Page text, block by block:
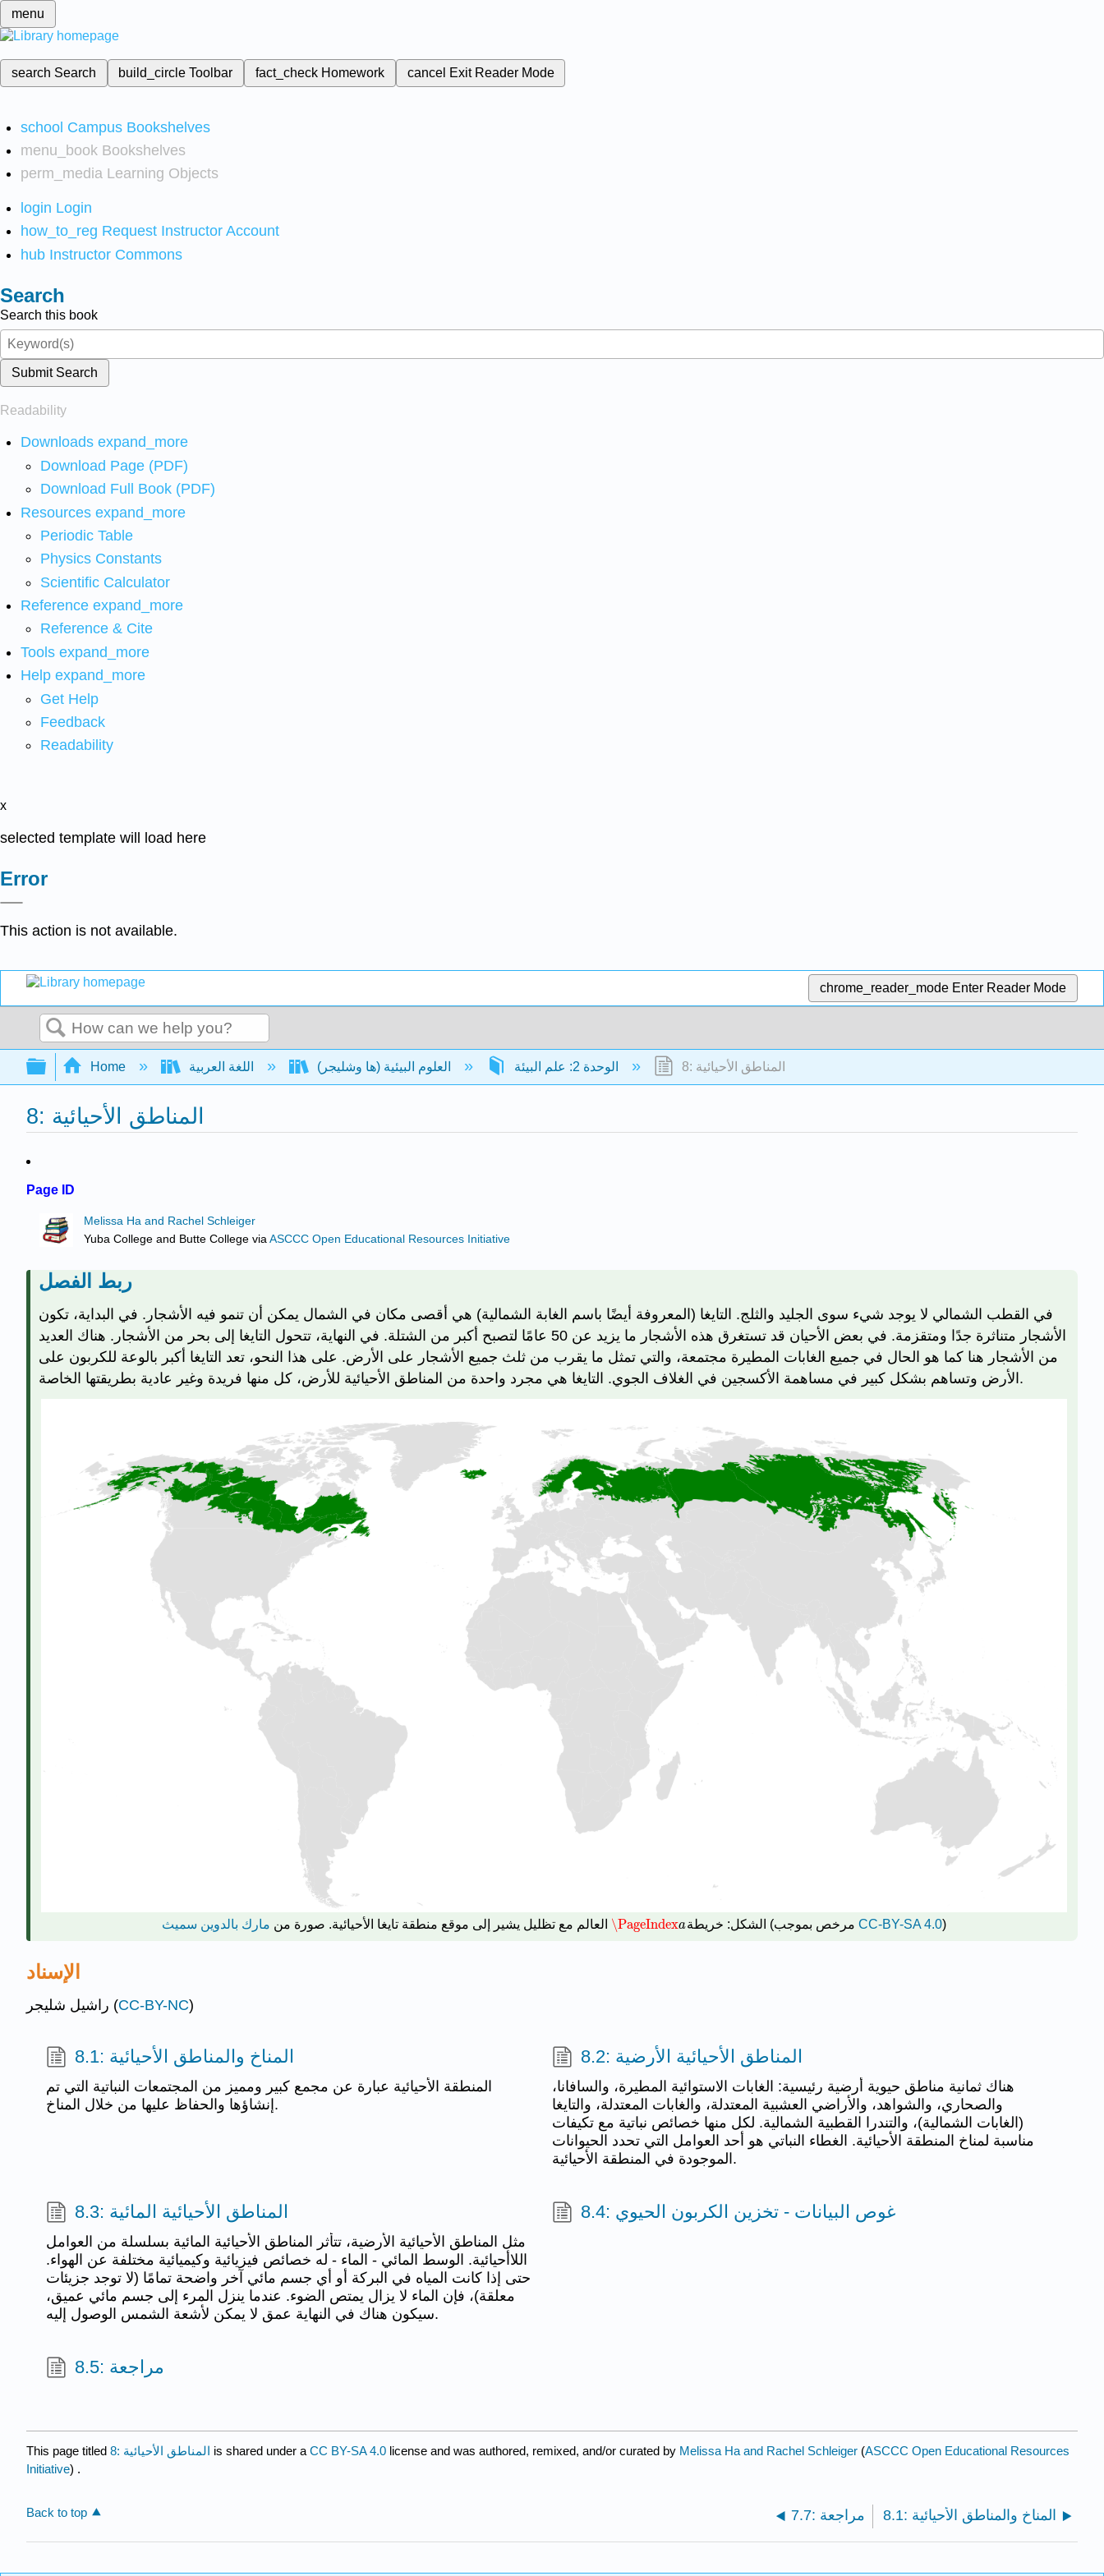
menu
search Search build_circleToolbar fact_check Homework cancel Exit Reader Mode
school Campus Bookshelves
menu_book Bookshelves
perm_media Learning Objects
login Login
how_to_reg Request Instructor Account
hub Instructor Commons
Search
Search this book
Submit Search
Readability
Downloads expand_more
Download Page (PDF)
Download Full Book (PDF)
Resources expand_more
Periodic Table
Physics Constants
Scientific Calculator
Reference expand_more
Reference & Cite
Tools expand_more
Help expand_more
Get Help
Feedback
Readability
x
selected template will load here
Error
This action is not available.
chrome_reader_mode Enter Reader Mode
Search
Expand/collapse global hierarchy
Home 8: المناطق الأحيائية
8: المناطق الأحيائية
Page ID
Melissa Ha and Rachel Schleiger
Yuba College and Butte College viaASCCC Open Educational Resources Initiative
ربط الفصل
في القطب الشمالي لا يوجد شيء سوى الجليد والثلج. التايغا (المعروفة أيضًا باسم الغابة الشمالية) هي أقصى مكان في الشمال يمكن أن تنمو فيه الأشجار. في البداية، تكون
الأشجار متناثرة جدًا ومتقزمة. في بعض الأحيان قد تستغرق هذه الأشجار ما يزيد عن 50 عامًا لتصبح أكبر من الشتلة. في النهاية، تتحول التايغا إلى بحر من الأشجار. هناك العديد
من الأشجار هنا كما هو الحال في جميع الغابات المطيرة مجتمعة، والتي تمثل ما يقرب من ثلث جميع الأشجار على الأرض. على هذا النحو، تعد التايغا أكبر بالوعة للكربون على
الأرض وتساهم بشكل كبير في مساهمة الأكسجين في الغلاف الجوي. التايغا هي مجرد واحدة من المناطق الأحيائية للأرض، كل منها فريدة وغير عادية بطريقتها الخاصة.
الشكل: خريطة \PageIndexa
\PageIndexa العالم مع تظليل يشير إلى موقع منطقة تايغا الأحيائية. صورة من مارك بالدوين سميث CC-BY-SA 4.0)
الإسناد
راشيل شليجر (CC-BY-NC)
8.1: المناخ والمناطق الأحيائية
المنطقة الأحيائية عبارة عن مجمع كبير ومميز من المجتمعات النباتية التي تم
إنشاؤها والحفاظ عليها من خلال المناخ.
8.2: المناطق الأحيائية الأرضية
هناك ثمانية مناطق حيوية أرضية رئيسية: الغابات الاستوائية المطيرة، والسافانا،
والصحاري، والشواهد، والأراضي العشبية المعتدلة، والغابات المعتدلة، والتايغا
(الغابات الشمالية)، والتندرا القطبية الشمالية. لكل منها خصائص نباتية مع تكيفات
مناسبة لمناخ المنطقة الأحيائية. الغطاء النباتي هو أحد العوامل التي تحدد الحيوانات
الموجودة في المنطقة الأحيائية.
8.3: المناطق الأحيائية المائية
مثل المناطق الأحيائية الأرضية، تتأثر المناطق الأحيائية المائية بسلسلة من العوامل
اللاأحيائية. الوسط المائي - الماء - له خصائص فيزيائية وكيميائية مختلفة عن الهواء.
حتى إذا كانت المياه في البركة أو أي جسم مائي آخر واضحة تمامًا (لا توجد جزيئات
معلقة)، فإن الماء لا يزال يمتص الضوء. عندما ينزل المرء إلى جسم مائي عميق،
سيكون هناك في النهاية عمق لا يمكن لأشعة الشمس الوصول إليه.
8.4: غوص البيانات - تخزين الكربون الحيوي
8.5: مراجعة
This page titled 8: المناطق الأحيائية is shared under a CC BY-SA 4.0 license and was authored, remixed, and/or curated by Melissa Ha and Rachel Schleiger (ASCCC Open Educational Resources
Initiative) .
Back to top 7.7: مراجعة 8.1: المناخ والمناطق الأحيائية